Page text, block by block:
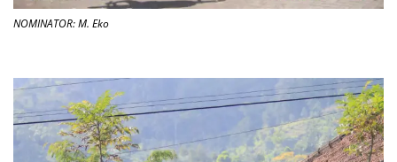
NOMINATOR: M. Eko